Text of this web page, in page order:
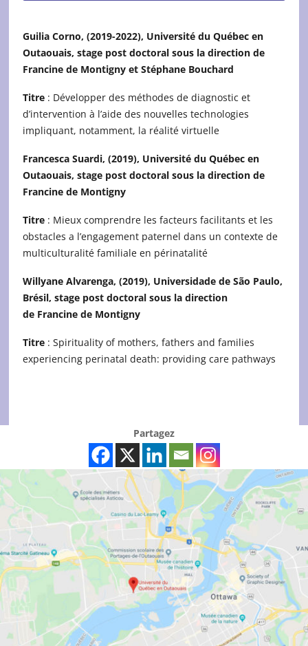
Guilia Corno, (2019-2022), Université du Québec en
Outaouais, stage post doctoral sous la direction de
Francine de Montigny etStéphane Bouchard
Titre : Développer des méthodes de diagnostic et
d’intervention à l’aide des nouvelles technologies
impliquant, notamment, la réalité virtuelle
Francesca Suardi, (2019), Université du Québec en
Outaouais, stage post doctoral sous la direction de
Francine de Montigny
Titre : Mieux comprendre les facteurs facilitants et les
obstacles a l’engagement paternel dans un contexte de
multiculturalité familiale en périnatalité
Willyane Alvarenga, (2019), Universidade de São Paulo,
Brésil, stage postdoctoral sous la direction
de Francine de Montigny
Titre : Spirituality of mothers, fathers and families
experiencing perinatal death: providing care pathways
Partagez